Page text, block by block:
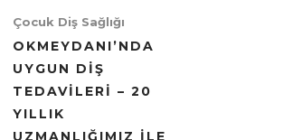
Çocuk Diş Sağlığı
OKMEYDANI’NDA
UYGUN DIŞ
TEDAVILERI – 20
YILLIK
UZMANLIĞIMIZ ILE